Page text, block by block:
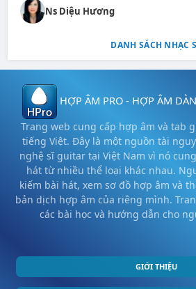
Ns Diệu Hương
DANH SÁCH NHẠC
HỢP ÂM PRO - HỢP ÂM
Trang web cung cấp hợp âm và tab
tiếng Việt. Đây là một nguồn tài
nghệ sĩ guitar tại Việt Nam vì nó
hát từ nhiều thể loại khác nhau.
kiếm bài hát, xem sơ đồ hợp âm và
bản dịch hợp âm của riêng mình.
các bài học và hướng dẫn cho
GIỚI THIỆU